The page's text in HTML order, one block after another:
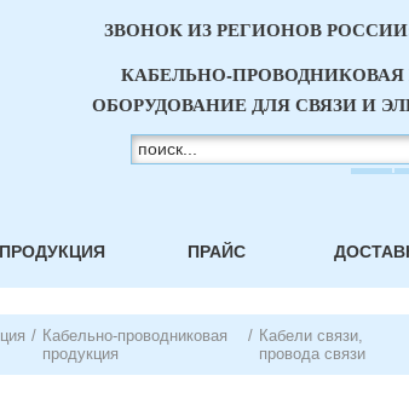
ЗВОНОК ИЗ РЕГИОНОВ
КАБЕЛЬНО-
ОБОРУДОВАНИЕ ДЛЯ СВЯЗИ И
ПРОДУКЦИЯ ПРАЙС
/ Кабельно-проводниковая
продукция
/ Кабели связи,
провода связи